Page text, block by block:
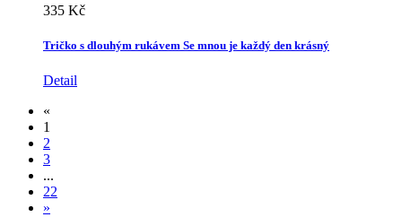
335 Kč
Tričko s dlouhým rukávem Se mnou je každý den krásný
Detail
«
1
2
3
...
22
»